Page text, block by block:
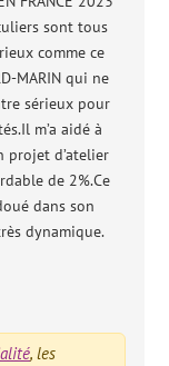
sont tous
comme ce
MARIN qui ne
sérieux pour
m’a aidé à
projet d’atelier
de 2%.Ce
dans son
dynamique.
, les